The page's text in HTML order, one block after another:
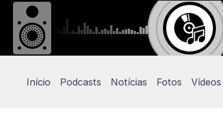
Início Podcasts Notícias Fotos Vídeos